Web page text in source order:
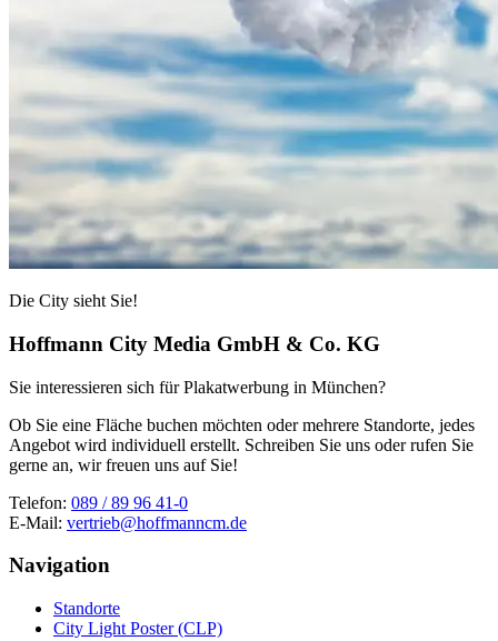
Die City sieht Sie!
Hoffmann City Media GmbH & Co. KG
Sie interessieren sich für Plakatwerbung in München?
Ob Sie eine Fläche buchen möchten oder mehrere Standorte, jedes
Angebot wird individuell erstellt. Schreiben Sie uns oder rufen Sie
gerne an, wir freuen uns auf Sie!
Telefon: 089 / 89 96 41-0
E-Mail: vertrieb@hoffmanncm.de
Navigation
Standorte
City Light Poster (CLP)